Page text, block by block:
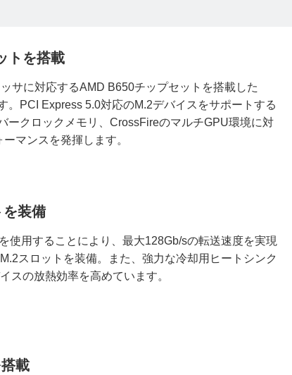
トを搭載
サに対応するAMD B650チップセットを搭載した
。PCI Express 5.0対応のM.2デバイスをサポートする
ークロックメモリ、CrossFireのマルチGPU環境に対
マンスを発揮します。
装備
使用することにより、最大128Gb/sの転送速度を実現
スロットを装備。また、強力な冷却用ヒートシンク
スの放熱効率を高めています。
載